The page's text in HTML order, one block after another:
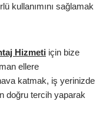
kullanımını sağlamak
Hizmeti için bize
ellere
katmak, iş yerinizde
doğru tercih yaparak